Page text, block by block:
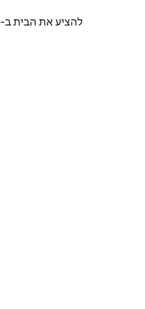
להציע את הבית ב-Airbnb